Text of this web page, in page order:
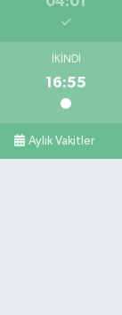
İKINDI
16:55
Aylık Vakitler